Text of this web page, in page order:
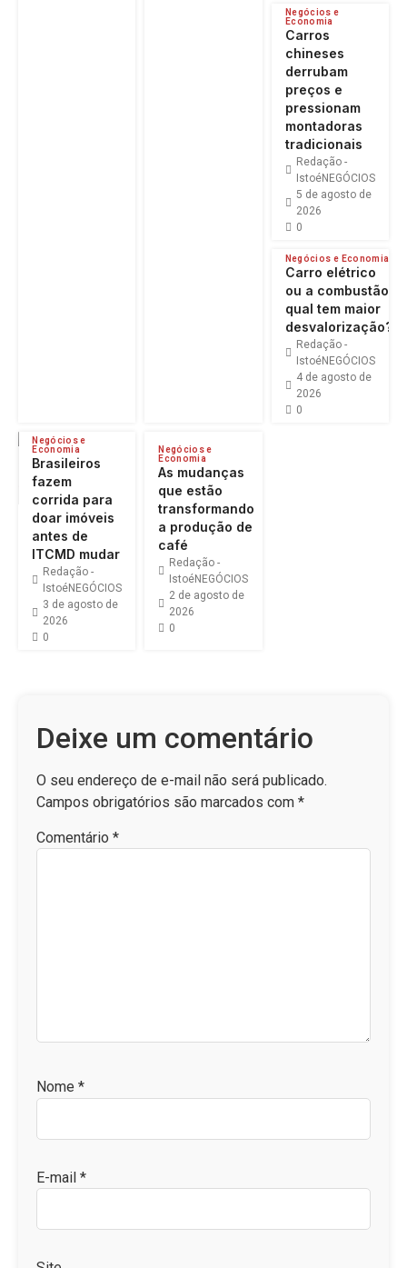
Negócios e
Economia
Carros
chineses
derrubam
preços e
pressionam
montadoras
tradicionais
Redação -
IstoéNEGÓCIOS
5 de agosto de
2026
0
Negócios e Economia
Carro elétrico
ou a combustão:
qual tem maior
desvalorização?
Redação -
IstoéNEGÓCIOS
4 de agosto de
2026
0
Negócios e
Economia
Brasileiros
fazem
corrida para
doar imóveis
antes de
ITCMD mudar
Redação -
IstoéNEGÓCIOS
3 de agosto de
2026
0
Negócios e
Economia
As mudanças
que estão
transformando
a produção de
café
Redação -
IstoéNEGÓCIOS
2 de agosto de
2026
0
Deixe um comentário
O seu endereço de e-mail não será publicado.
Campos obrigatórios são marcados com *
Comentário *
Nome *
E-mail *